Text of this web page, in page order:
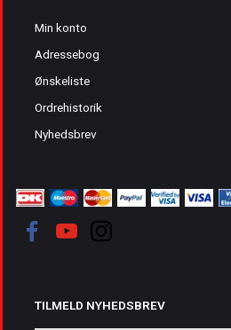
Min konto
Adressebog
Ønskeliste
Ordrehistorik
Nyhedsbrev
TILMELD NYHEDSBREV